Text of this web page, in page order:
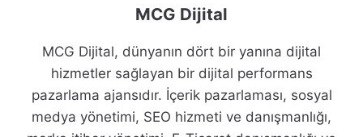
MCG Dijital
MCG Dijital, dünyanın dört bir yanına dijital
hizmetler sağlayan bir dijital performans
pazarlama ajansıdır. İçerik pazarlaması, sosyal
medya yönetimi, SEO hizmeti ve danışmanlığı,